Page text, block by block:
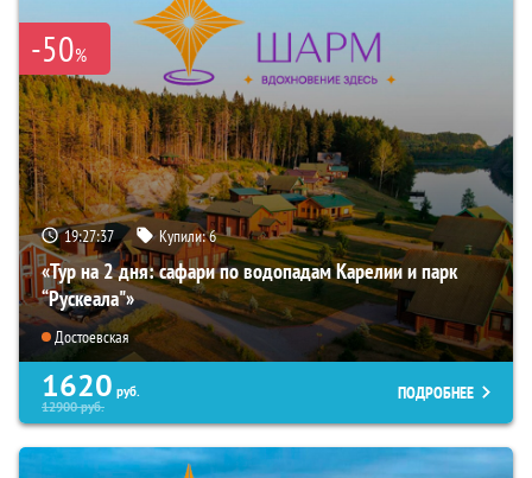
-50%
19:27:36 Купили:6
«Тур на 2 дня: сафари по водопадам Карелии и парк
“Рускеала"»
Достоевская
1620 руб.
12900руб.
ПОДРОБНЕЕ